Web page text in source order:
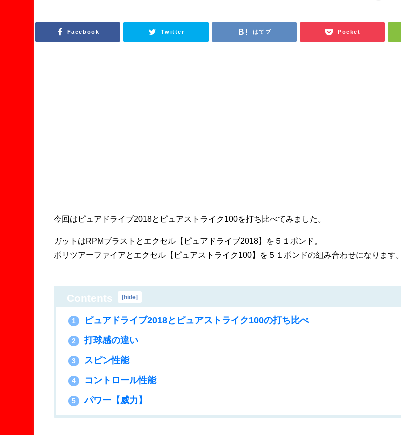
Facebook Twitter はてブ Pocket
今回はピュアドライブ2018とピュアストライク100を打ち比べてみました。
ガットはRPMブラストとエクセル【ピュアドライブ2018】を５１ポンド。
ポリツアーファイアとエクセル【ピュアストライク100】を５１ポンドの組み合わせになります。
Contents [hide]
1 ピュアドライブ2018とピュアストライク100の打ち比べ
2 打球感の違い
3 スピン性能
4 コントロール性能
5 パワー【威力】